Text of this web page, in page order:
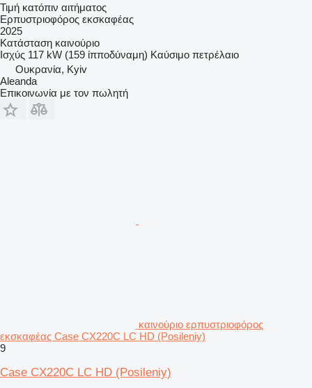
Τιμή κατόπιν αιτήματος
Ερπυστριοφόρος εκσκαφέας
2025
Κατάσταση καινούριο
Ισχύς 117 kW (159 ίπποδύναμη) Καύσιμο πετρέλαιο
Ουκρανία, Kyiv
Aleanda
Επικοινωνία με τον πωλητή
καινούριο ερπυστριοφόρος
εκσκαφέας Case CX220C LC HD (Posileniy)
9
Case CX220C LC HD (Posileniy)